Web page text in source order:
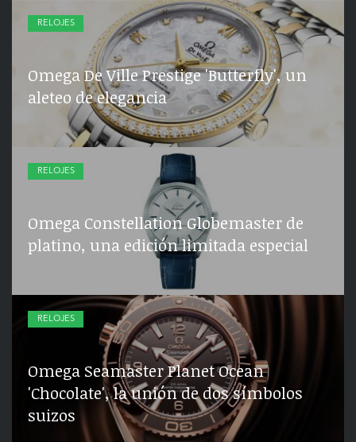
RELOJES
Omega De Ville Prestige 'Butterfly', un
aleteo de elegancia
RELOJES
Omega Constellation Globemaster de
platino, una edición limitada especial
RELOJES
Omega Seamaster Planet Ocean
'Chocolate', la unión de dos símbolos
suizos